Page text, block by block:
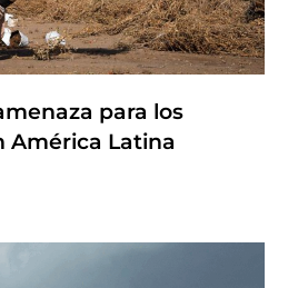
para los
América Latina